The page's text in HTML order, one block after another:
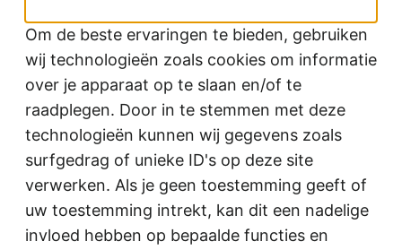
Om de beste ervaringen te bieden, gebruiken
wij technologieën zoals cookies om informatie
over je apparaat op te slaan en/of te
raadplegen. Door in te stemmen met deze
technologieën kunnen wij gegevens zoals
surfgedrag of unieke ID's op deze site
verwerken. Als je geen toestemming geeft of
uw toestemming intrekt, kan dit een nadelige
invloed hebben op bepaalde functies en